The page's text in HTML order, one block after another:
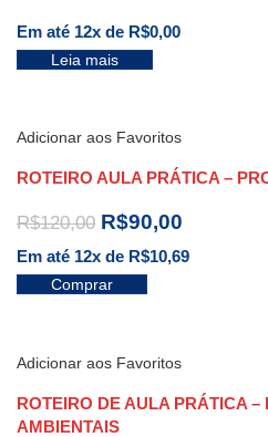
Em até 12x de R$0,00
Leia mais
Adicionar aos Favoritos
ROTEIRO AULA PRÁTICA –
R$120,00 R$90,00
Em até 12x de R$10,69
Comprar
Adicionar aos Favoritos
ROTEIRO DE AULA PRÁTICA –
AMBIENTAIS